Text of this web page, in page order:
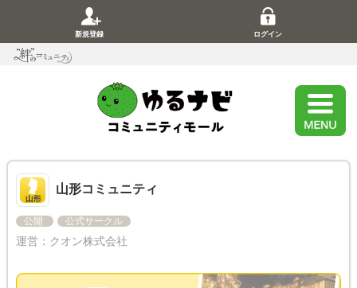
新規登録 ログイン
山形コミュニティ
公開 公式サークル
運営： クオン株式会社